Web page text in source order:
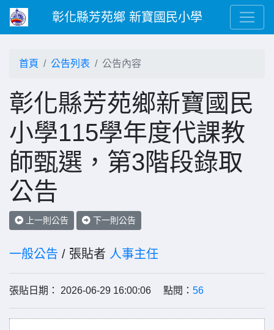
彰化縣芳苑鄉 新寶國民小學
首頁 公告列表 公告內容
彰化縣芳苑鄉新寶國民
小學115學年度代課教
師甄選，第3階段錄取
公告
上一則公告 下一則公告
一般公告 / 張貼者 人事主任
張貼日期： 2026-06-29 16:00:06 點閱： 56